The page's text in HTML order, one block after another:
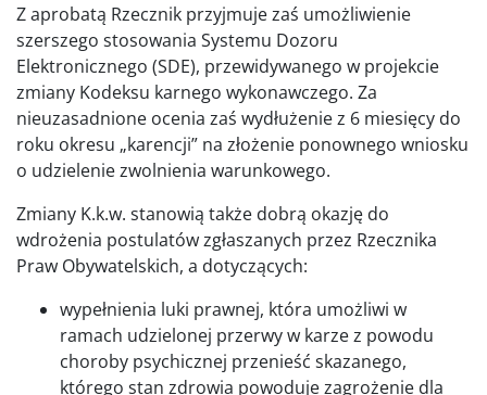
Z aprobatą Rzecznik przyjmuje zaś umożliwienie
szerszego stosowania Systemu Dozoru
Elektronicznego (SDE), przewidywanego w projekcie
zmiany Kodeksu karnego wykonawczego. Za
nieuzasadnione ocenia zaś wydłużenie z 6 miesięcy do
roku okresu „karencji” na złożenie ponownego wniosku
o udzielenie zwolnienia warunkowego.
Zmiany K.k.w. stanowią także dobrą okazję do
wdrożenia postulatów zgłaszanych przez Rzecznika
Praw Obywatelskich, a dotyczących:
wypełnienia luki prawnej, która umożliwi w
ramach udzielonej przerwy w karze z powodu
choroby psychicznej przenieść skazanego,
którego stan zdrowia powoduje zagrożenie dla